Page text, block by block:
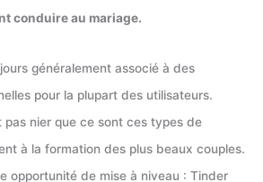
conduire au mariage.
généralement associé à des
pour la plupart des utilisateurs.
pas nier que ce sont ces types de
à la formation des plus beaux couples.
opportunité de mise à niveau : Tinder